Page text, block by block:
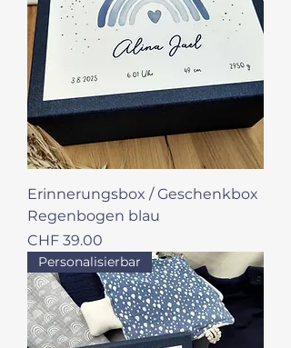
Erinnerungsbox / Geschenkbox
Regenbogen blau
Preis
CHF 39.00
Personalisierbar